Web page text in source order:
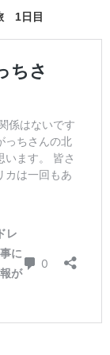
1日目